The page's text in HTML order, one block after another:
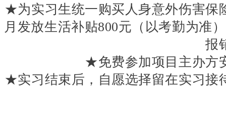
★为实习生统一购买人身意外伤害保
月发放生活补贴800元（以考勤为准
报
★免费参加项目主办方
★实习结束后，自愿选择留在实习接